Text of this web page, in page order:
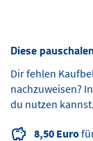
Diese
Dir fehlen
nachzuweisen?
du nutzen
8,50 Euro